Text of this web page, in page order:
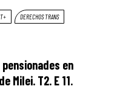
DERECHOS TRANS
en
Milei. T2. E 11.